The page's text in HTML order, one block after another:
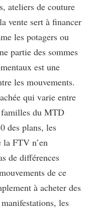
ateliers de couture
vente sert à financer
les potagers ou
partie des sommes
est une
les mouvements.
qui varie entre
familles du MTD
des plans, les
FTV n’en
de différences
de ce
à acheter des
les